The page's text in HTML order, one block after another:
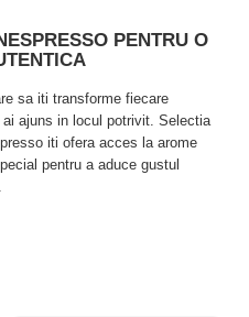
PENTRU O
sa iti transforme fiecare
ajuns in locul potrivit. Selectia
iti ofera acces la arome
pentru a aduce gustul